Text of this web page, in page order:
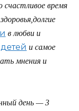
счастливое время
в любви и
и самое
мнения и
день — 3